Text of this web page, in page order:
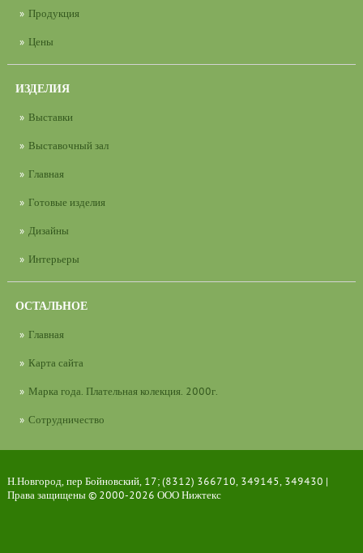
Продукция
Цены
ИЗДЕЛИЯ
Выставки
Выставочный зал
Главная
Готовые изделия
Дизайны
Интерьеры
ОСТАЛЬНОЕ
Главная
Карта сайта
Марка года. Плательная колекция. 2000г.
Сотрудничество
Н.Новгород, пер Бойновский, 17; (8312) 366710, 349145, 349430 |
Права защищены © 2000-2026 ООО Нижтекс